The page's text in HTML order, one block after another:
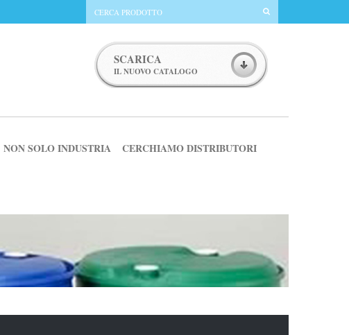
SCARICA
IL NUOVO CATALOGO
NON SOLO INDUSTRIA CERCHIAMO DISTRIBUTORI